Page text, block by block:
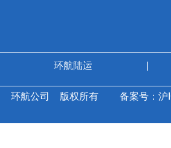
环航陆运
环航公司 版权所有 备案号：沪